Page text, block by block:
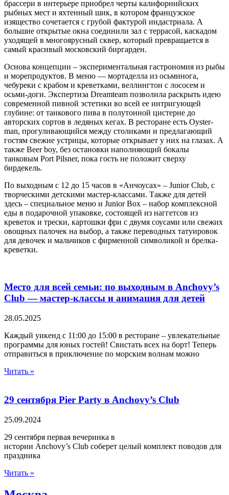
брассери в интерьере приобрел черты калифорнийских
рыбных мест и яхтенный шик, в котором французское
изящество сочетается с грубой фактурой индастриала. А
большие открытые окна соединили зал с террасой, каскадом
уходящей в многоярусный сквер, который превращается в
самый красивый московский биргарден.
Основа концепции – экспериментальная гастрономия из рыбы
и морепродуктов. В меню — мортаделла из осьминога,
чебуреки с крабом и креветками, веллингтон с лососем и
осьми-доги. Экспертиза Dreamteam позволила раскрыть идею
современной пивной эстетики во всей ее интригующей
глубине: от танкового пива в полутонной цистерне до
авторских сортов в ледяных кегах. В ресторане есть Oyster-
man, прогуливающийся между столиками и предлагающий
гостям свежие устрицы, которые открывает у них на глазах. А
также Beer boy, без остановки наполняющий бокалы
танковым Port Pilsner, пока гость не положит сверху
бирдекель.
По выходным c 12 до 15 часов в «Анчоусах» – Junior Club, с
творческими детскими мастер-классами. Также для детей
здесь – специальное меню и Junior Box – набор комплексной
еды в подарочной упаковке, состоящей из наггетсов из
креветок и трески, картошки фри с двумя соусами или свежих
овощных палочек на выбор, а также переводных татуировок
для девочек и мальчиков с фирменной символикой и брелка-
креветки.
Место для всей семьи: по выходным в Anchovy’s
Club — мастер-классы и анимация для детей
28.05.2025
Каждый уикенд с 11:00 до 15:00 в ресторане – увлекательные
программы для юных гостей! Свистать всех на борт! Теперь
отправиться в приключение по морским волнам можно
Читать »
29 сентября Pier Party в Anchovy’s Club
25.09.2024
29 сентября первая вечеринка в
истории Anchovy’s Club соберет целый комплект поводов для
праздника
Читать »